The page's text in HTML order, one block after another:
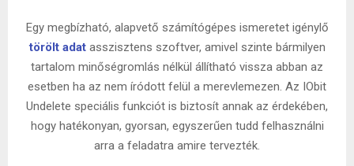
Egy megbízható, alapvető számítógépes ismeretet igénylő
törölt adatasszisztens szoftver, amivel szinte bármilyen
tartalom minőségromlás nélkül állítható vissza abban az
esetben ha az nem íródott felül a merevlemezen. Az IObit
Undelete speciális funkciót is biztosít annak az érdekében,
hogy hatékonyan, gyorsan, egyszerűen tudd felhasználni
arra a feladatra amire tervezték.